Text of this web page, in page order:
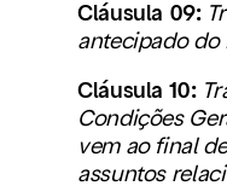
Cláusula 09:
antecipado do
Cláusula 10:
Condições
vem ao final
assuntos